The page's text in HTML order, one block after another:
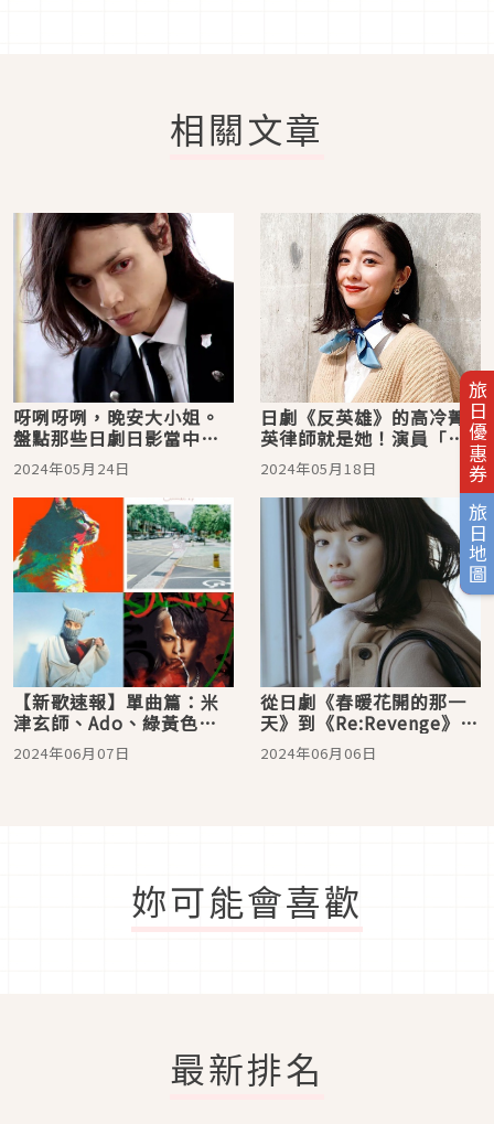
旅日優惠券
旅日地圖
相關文章
呀咧呀咧，晚安大小姐。
盤點那些日劇日影當中的
「帥執事」
2024年05月24日
日劇《反英雄》的高冷菁
英律師就是她！演員「堀
田真由」的作品介紹
2024年05月18日
【新歌速報】單曲篇：米
津玄師、Ado、綠黃色社
會、生物股長、natori、
LiSA新作發行，動漫日劇
2024年06月07日
從日劇《春暖花開的那一
天》到《Re:Revenge》演
員「見上愛」演活單戀的
女配角！
2024年06月06日
妳可能會喜歡
最新排名